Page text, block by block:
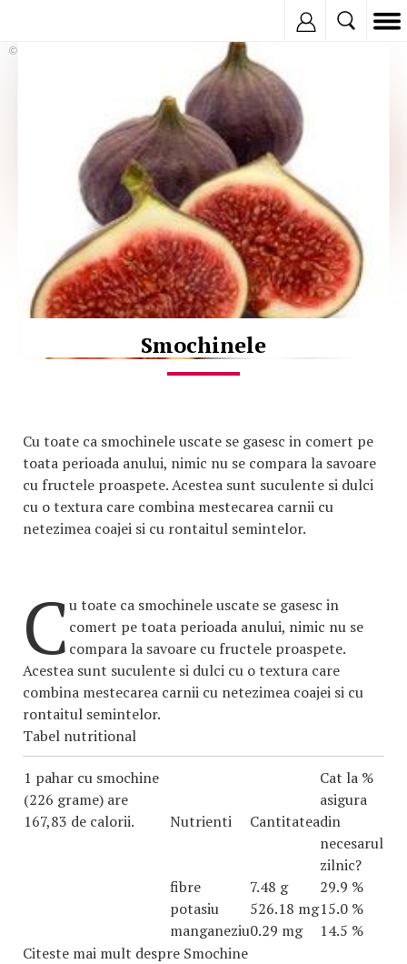
© Copyright:
Smochinele
Cu toate ca smochinele uscate se gasesc in comert pe
toata perioada anului, nimic nu se compara la savoare
cu fructele proaspete. Acestea sunt suculente si dulci
cu o textura care combina mestecarea carnii cu
netezimea coajei si cu rontaitul semintelor.
Cu toate ca smochinele uscate se gasesc in
comert pe toata perioada anului, nimic nu se
compara la savoare cu fructele proaspete.
Acestea sunt suculente si dulci cu o textura care
combina mestecarea carnii cu netezimea coajei si cu
rontaitul semintelor.
Tabel nutritional
1 pahar cu smochine
(226 grame) are
167,83 de calorii.
Nutrienti Cantitatea
Cat la %
asigura
din
necesarul
zilnic?
fibre
7.48 g
29.9 %
potasiu
526.18 mg15.0 %
manganeziu0.29 mg
14.5 %
Citeste mai mult despre Smochine